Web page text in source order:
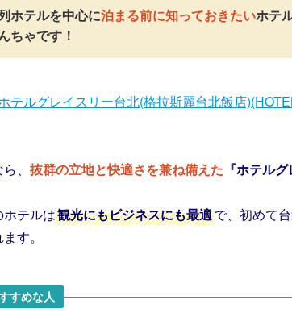
ホテルを中心に泊まる前に知っておきたいホテ
ちゃです！
テルグレイスリー台北(格拉斯麗台北飯店
、 抜群の立地と快適さを兼ね備えた 『ホテル
テルは観光にもビジネスにも最適で、初めて
す。
すめな人